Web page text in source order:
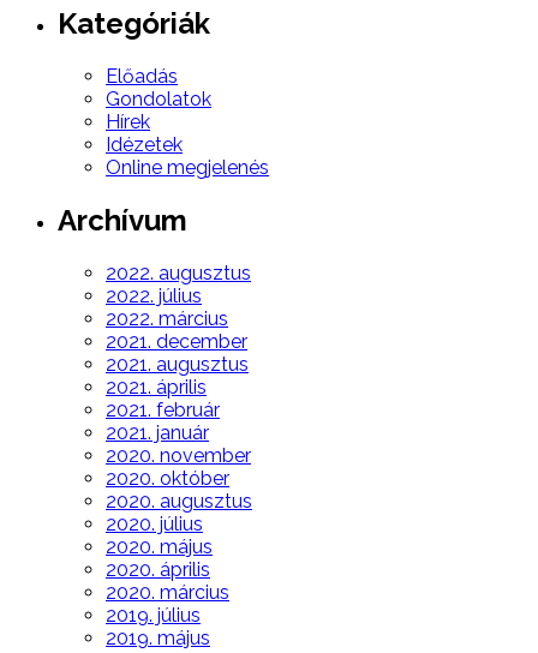
Kategóriák
Előadás
Gondolatok
Hírek
Idézetek
Online megjelenés
Archívum
2022. augusztus
2022. július
2022. március
2021. december
2021. augusztus
2021. április
2021. február
2021. január
2020. november
2020. október
2020. augusztus
2020. július
2020. május
2020. április
2020. március
2019. július
2019. május